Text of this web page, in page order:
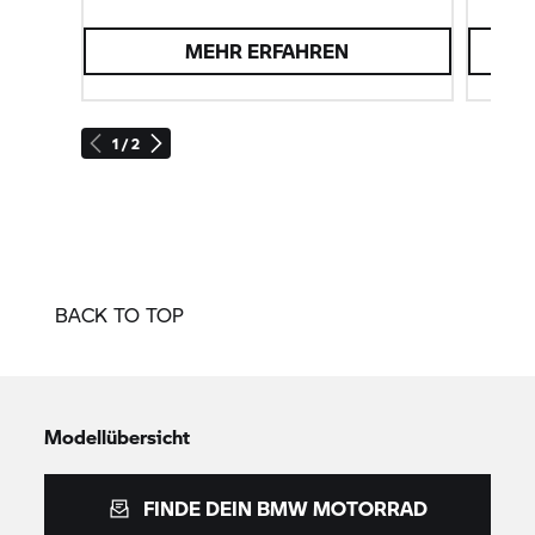
1 / 2
MEHR ERFAHREN
BACK TO TOP
Modellübersicht
FINDE DEIN BMW MOTORRAD